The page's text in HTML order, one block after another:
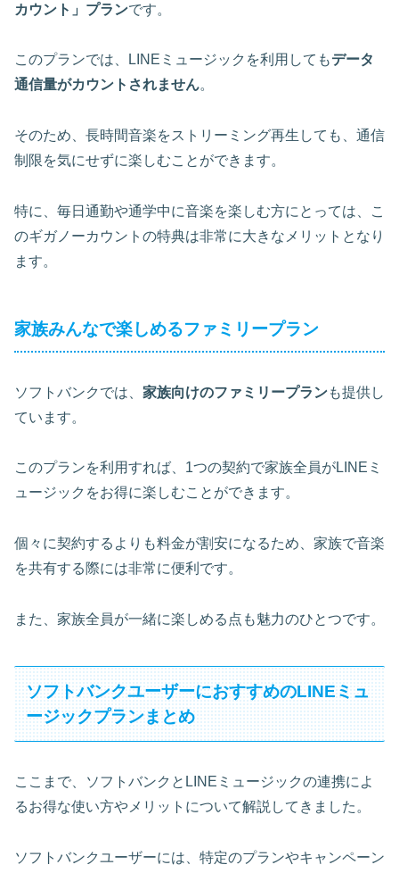
カウント」プランです。
このプランでは、LINEミュージックを利用してもデータ
通信量がカウントされません。
そのため、長時間音楽をストリーミング再生しても、通信
制限を気にせずに楽しむことができます。
特に、毎日通勤や通学中に音楽を楽しむ方にとっては、こ
のギガノーカウントの特典は非常に大きなメリットとなり
ます。
家族みんなで楽しめるファミリープラン
ソフトバンクでは、 家族向けのファミリープランも提供し
ています。
このプランを利用すれば、1つの契約で家族全員がLINEミ
ュージックをお得に楽しむことができます。
個々に契約するよりも料金が割安になるため、家族で音楽
を共有する際には非常に便利です。
また、 家族全員が一緒に楽しめる 点も魅力のひとつです。
ソフトバンクユーザーにおすすめのLINEミュ
ージックプランまとめ
ここまで、ソフトバンクとLINEミュージックの連携によ
るお得な使い方やメリットについて解説してきました。
ソフトバンクユーザーには、特定のプランやキャンペーン